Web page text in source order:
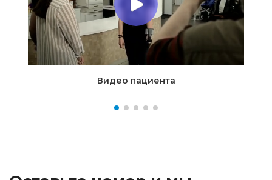
Видео пациента